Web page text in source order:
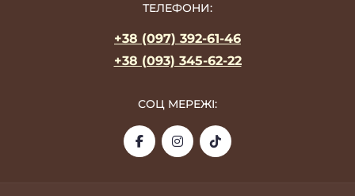
ТЕЛЕФОНИ:
+38 (097) 392-61-46
+38 (093) 345-62-22
СОЦ МЕРЕЖІ: